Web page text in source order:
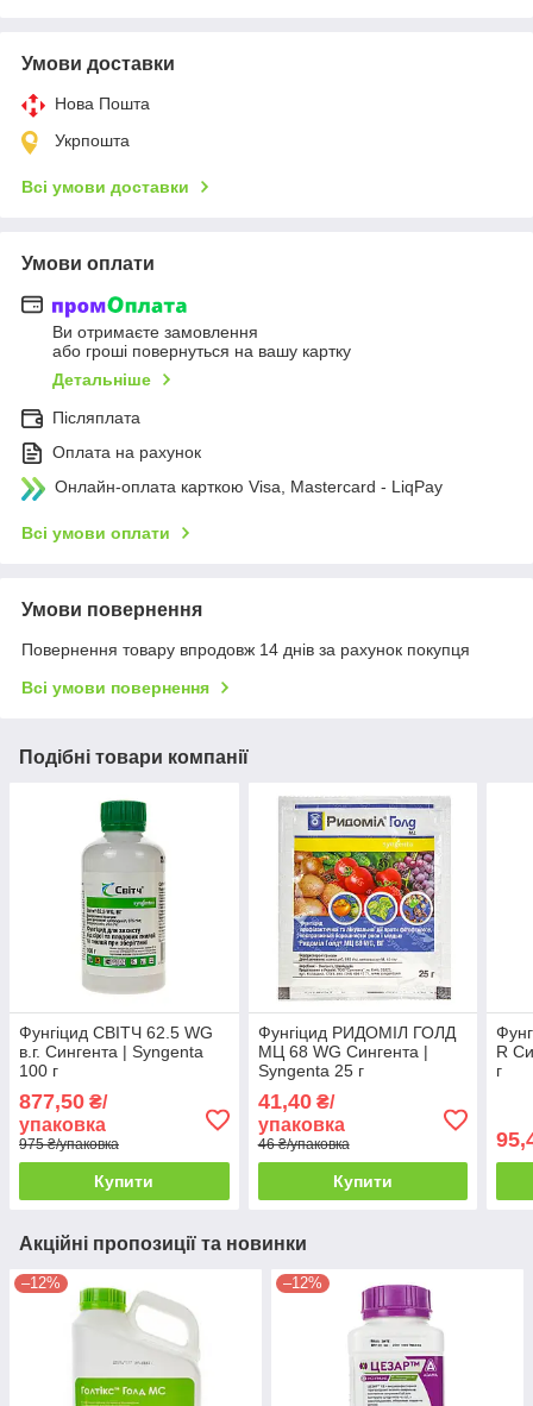
Умови доставки
Нова Пошта
Укрпошта
Всі умови доставки
Умови оплати
Ви отримаєте замовлення
або гроші повернуться на вашу картку
Детальніше
Післяплата
Оплата на рахунок
Онлайн-оплата карткою Visa, Mastercard - LiqPay
Всі умови оплати
Умови повернення
Повернення товару впродовж 14 днів за рахунок покупця
Всі умови повернення
Подібні товари компанії
Фунгіцид СВІТЧ 62.5 WG
в.г. Сингента | Syngenta
100 г
877,50 ₴/
упаковка
975 ₴/упаковка
Купити
Фунгіцид РИДОМІЛ ГОЛД
МЦ 68 WG Сингента |
Syngenta 25 г
41,40₴/
упаковка
46 ₴/упаковка
Купити
R
г
Акційні пропозиції та новинки
–12% –12%